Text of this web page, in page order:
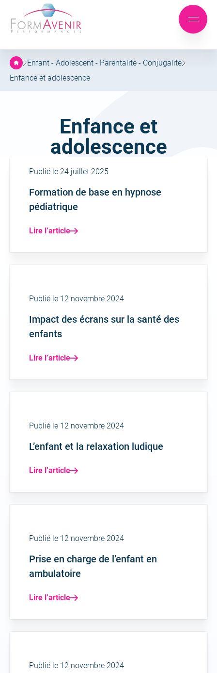
Aller
au
menu
Aller
au
contenu
Formavenir
Performances
Mobile
menu
Enfant - Adolescent - Parentalité - Conjugalité
Enfance et adolescence
Famille :
Enfance et
adolescence
Publié le 24 juillet 2025
Formation de base en hypnose
pédiatrique
Lire l’article
Publié le 12 novembre 2024
Impact des écrans sur la santé des
enfants
Lire l’article
Publié le 12 novembre 2024
L’enfant et la relaxation ludique
Lire l’article
Publié le 12 novembre 2024
Prise en charge de l’enfant en
ambulatoire
Lire l’article
Publié le 12 novembre 2024